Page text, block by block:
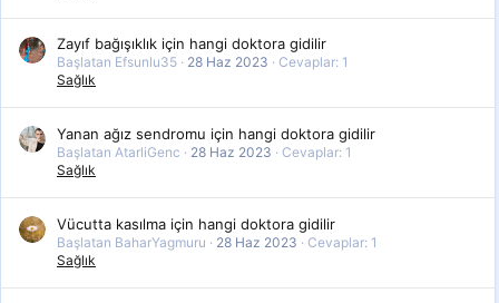
Zayıf bağışıklık için hangi doktora gidilir
Başlatan Efsunlu35 28 Haz 2023
Cevaplar: 1
Sağlık
Yanan ağız sendromu için hangi doktora gidilir
Başlatan AtarliGenc 28 Haz 2023
Cevaplar: 1
Sağlık
Vücutta kasılma için hangi doktora gidilir
Başlatan BaharYagmuru 28 Haz 2023
Cevaplar: 1
Sağlık